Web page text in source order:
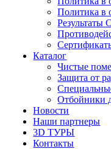
Политика в
Результаты
Каталог
Чистые
Защита от
Отбойники
Новости
Наши партнеры
3D ТУРЫ
Контакты